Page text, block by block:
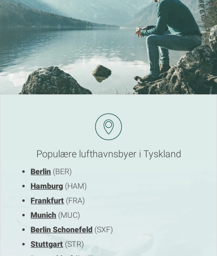
Populære lufthavnsbyer i Tyskland
Berlin (BER)
Hamburg (HAM)
Frankfurt (FRA)
Munich (MUC)
Berlin Schonefeld (SXF)
Stuttgart (STR)